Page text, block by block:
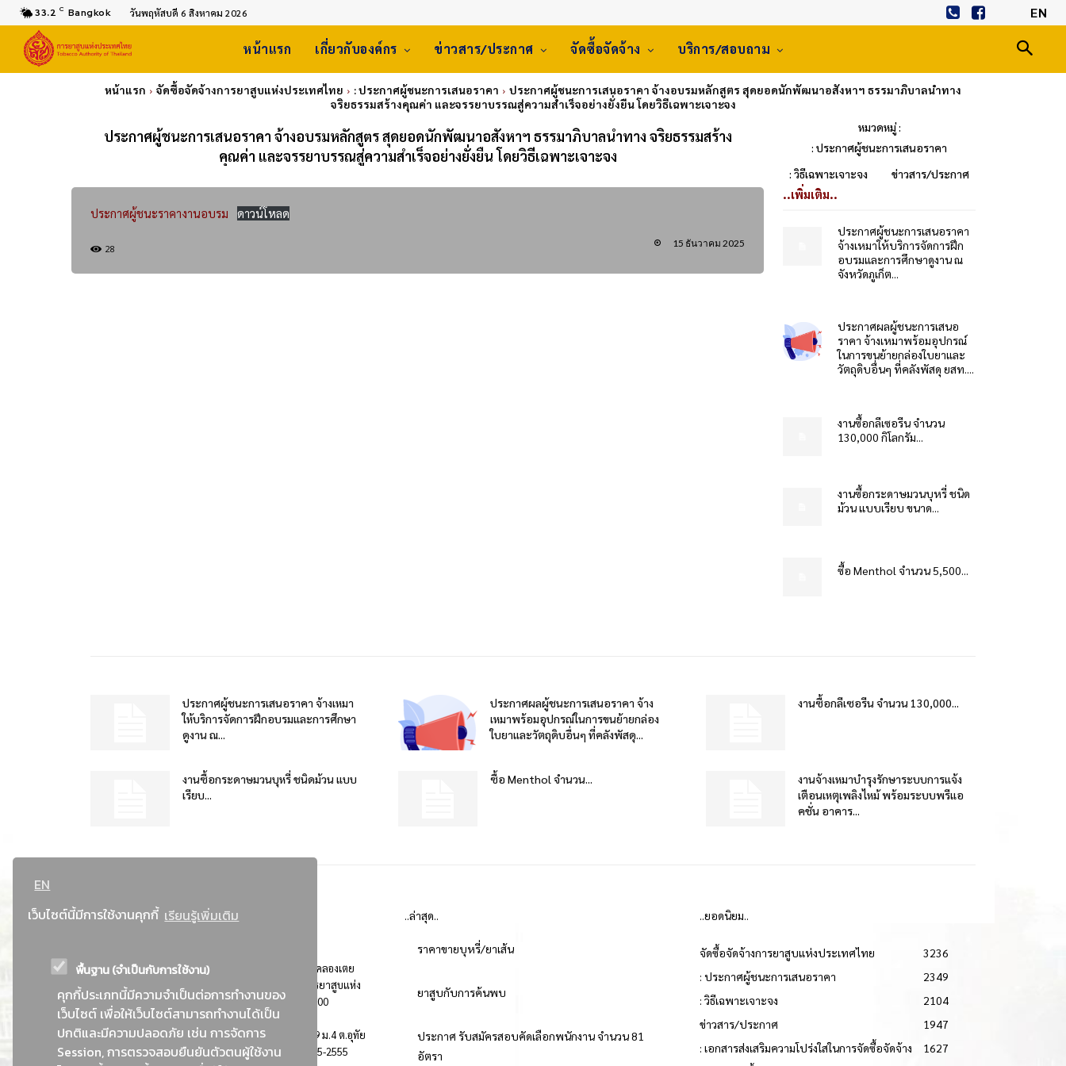
EN
เว็บไซต์นี้มีการใช้งานคุกกี้ เรียนรู้เพิ่มเติม
พื้นฐาน (จำเป็นกับการใช้งาน)
คุกกี้ประเภทนี้มีความจำเป็นต่อการทำงานของ
เว็บไซต์ เพื่อให้เว็บไซต์สามารถทำงานได้เป็น
ปกติและมีความปลอดภัย เช่น การจัดการ
Session, การตรวจสอบยืนยันตัวตนผู้ใช้งาน
33.2 C Bangkok วันพฤหัสบดี 6 สิงหาคม 2026 EN
หน้าแรก เกี่ยวกับองค์กร ข่าวสาร/ประกาศ จัดซื้อจัดจ้าง บริการ/สอบถาม
หน้าแรก จัดซื้อจัดจ้างการยาสูบแห่งประเทศไทย : ประกาศผู้ชนะการเสนอราคา
ประกาศผู้ชนะการเสนอราคา จ้างอบรมหลักสูตร สุดยอดนักพัฒนาอสังหาฯ ธรรมาภิบาลนำทาง
จริยธรรมสร้างคุณค่า และจรรยาบรรณสู่ความสำเร็จอย่างยั่งยืน โดยวิธีเฉพาะเจาะจง
ประกาศผู้ชนะการเสนอราคา จ้างอบรมหลักสูตร สุดยอดนักพัฒนาอสังหาฯ ธรรมาภิบาลนำทาง จริยธรรมสร้าง
คุณค่า และจรรยาบรรณสู่ความสำเร็จอย่างยั่งยืน โดยวิธีเฉพาะเจาะจง
หมวดหมู่ :
: ประกาศผู้ชนะการเสนอราคา
: วิธีเฉพาะเจาะจง
ข่าวสาร/ประกาศ
ประกาศผู้ชนะราคางานอบรม ดาวน์โหลด
28 15 ธันวาคม 2025
..เพิ่มเติม..
ประกาศผู้ชนะการเสนอราคา
จ้างเหมาให้บริการจัดการฝึก
อบรมและการศึกษาดูงาน ณ
จังหวัดภูเก็ต...
ประกาศผลผู้ชนะการเสนอ
ราคา จ้างเหมาพร้อมอุปกรณ์
ในการขนย้ายกล่องใบยาและ
วัตถุดิบอื่นๆ ที่คลังพัสดุ ยสท....
งานซื้อกลีเซอรีน จำนวน
130,000 กิโลกรัม...
งานซื้อกระดาษมวนบุหรี่ ชนิด
ม้วน แบบเรียบ ขนาด...
ซื้อ Menthol จำนวน 5,500...
ประกาศผู้ชนะการเสนอราคา จ้างเหมา
ให้บริการจัดการฝึกอบรมและการศึกษา
ดูงาน ณ...
ประกาศผลผู้ชนะการเสนอราคา จ้าง
เหมาพร้อมอุปกรณ์ในการขนย้ายกล่อง
ใบยาและวัตถุดิบอื่นๆ ที่คลังพัสดุ...
งานซื้อกลีเซอรีน จำนวน 130,000...
งานซื้อกระดาษมวนบุหรี่ ชนิดม้วน แบบ
เรียบ...
ซื้อ Menthol จำนวน...
งานจ้างเหมาบำรุงรักษาระบบการแจ้ง
เตือนเหตุเพลิงไหม้ พร้อมระบบพรีแอ
คชั่น อาคาร...
ที่อยู่ : 184 ถนนพระรามที่ 4 แขวงคลองเตย เขตคลองเตย
กรุงเทพมหานคร 10110 ติดต่อประชาสัมพันธ์ การยาสูบแห่ง
ประเทศไทย Call center โทร. 0-2229-1000
การยาสูบแห่งประเทศไทย พระนครศรีอยุธยา : 999 ม.4 ต.อุทัย
อ.อุทัย จ.พระนครศรีอยุธยา 13210 โทร. 0-3535-2555
..ล่าสุด..
ราคาขายบุหรี่/ยาเส้น
ยาสูบกับการค้นพบ
ประกาศ รับสมัครสอบคัดเลือกพนักงาน จำนวน 81
อัตรา
..ยอดนิยม..
จัดซื้อจัดจ้างการยาสูบแห่งประเทศไทย
3236
: ประกาศผู้ชนะการเสนอราคา
2349
: วิธีเฉพาะเจาะจง
2104
ข่าวสาร/ประกาศ
1947
: เอกสารส่งเสริมความโปร่งใสในการจัดซื้อจัดจ้าง
1627